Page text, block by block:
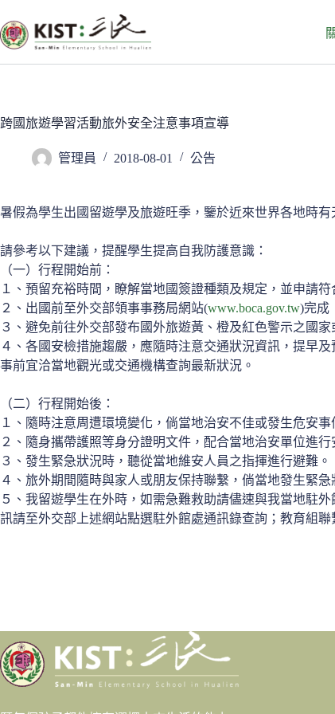
至
主
要
跨國旅遊學習活動旅外安全注意事項宣導
管理員 2018-08-01 公告
暑假為學生出國留遊學及旅遊旺季，鑒於近來世界各地時
請參考以下建議，提醒學生提高自我防護意識：
（一）行程開始前：
１、預留充裕時間，瞭解當地國簽證種類及規定，並申請
２、出國前至外交部領事事務局網站(www.boca.gov.tw)完成
３、避免前往外交部發布國外旅遊黃、橙及紅色警示之國家
４、各國安檢措施趨嚴，應隨時注意交通狀況資訊，提早
事前宜洽當地觀光或交通機構查詢最新狀況。
（二）行程開始後：
１、隨時注意周遭環境變化，倘當地治安不佳或發生危安
２、隨身攜帶護照等身分證明文件，配合當地治安單位進行
３、發生緊急狀況時，聽從當地維安人員之指揮進行避難。
４、旅外期間隨時與家人或朋友保持聯繫，倘當地發生緊
５、我留遊學生在外時，如需急難救助請儘速與我當地駐
訊請至外交部上述網站點選駐外館處通訊錄查詢；教育組